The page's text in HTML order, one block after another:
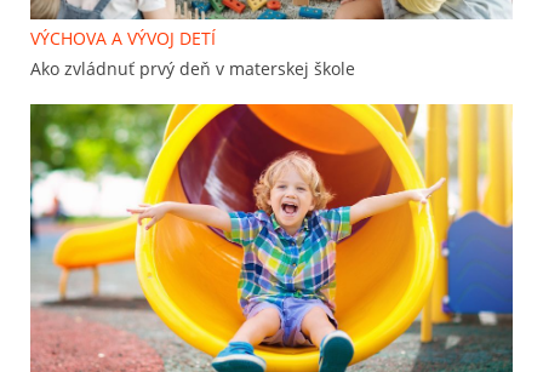
VÝCHOVA A VÝVOJ DETÍ
Ako zvládnuť prvý deň v materskej škole